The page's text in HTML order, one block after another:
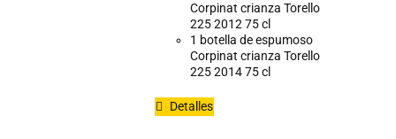
Corpinat crianza Torello
225 2012 75 cl
1 botella de espumoso
Corpinat crianza Torello
225 2014 75 cl
Detalles